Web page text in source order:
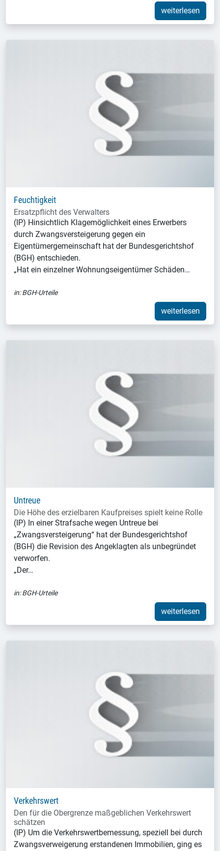
weiterlesen
Feuchtigkeit
Ersatzpflicht des Verwalters
(IP) Hinsichtlich Klagemöglichkeit eines Erwerbers
durch Zwangsversteigerung gegen ein
Eigentümergemeinschaft hat der Bundesgerichtshof
(BGH) entschieden.
„Hat ein einzelner Wohnungseigentümer Schäden…
in:BGH-Urteile
weiterlesen
Untreue
Die Höhe des erzielbaren Kaufpreises spielt keine Rolle
(IP) In einer Strafsache wegen Untreue bei
„Zwangsversteigerung“ hat der Bundesgerichtshof
(BGH) die Revision des Angeklagten als unbegründet
verworfen.
„Der…
in:BGH-Urteile
weiterlesen
Verkehrswert
Den für die Obergrenze maßgeblichen Verkehrswert
schätzen
(IP) Um die Verkehrswertbemessung, speziell bei durch
Zwangsverweigerung erstandenen Immobilien, ging es